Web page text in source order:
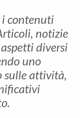
contenuti
notizie
diversi
uno
sulle attività,